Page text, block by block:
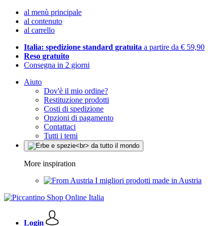
al menù principale
al contenuto
al carrello
Italia: spedizione standard gratuita a partire da € 59,90
Reso gratuito
Consegna in 2 giorni
Aiuto
Dov'è il mio ordine?
Restituzione prodotti
Costi di spedizione
Opzioni di pagamento
Contattaci
Tutti i temi
More inspiration
I migliori prodotti made in Austria
Login